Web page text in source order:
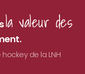
la valeur des
de la LNH